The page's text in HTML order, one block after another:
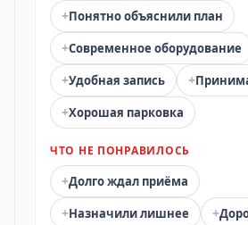
+Понятно объяснили план
+Современное оборудование
+Удобная запись +
+Хорошая парковка
ЧТО НЕ ПОНРАВИЛОСЬ
+Долго ждал приёма
+Назначили лишнее +